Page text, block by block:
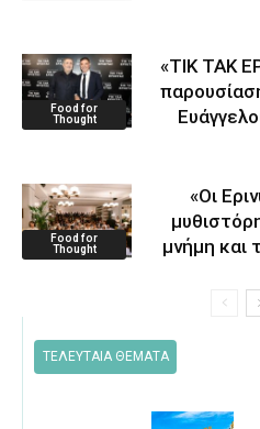
Food for
Thought
«ΤΙΚ ΤΑΚ
Food for
Thought
«Οι
μνήμη και
ΤΕΛΕΥΤΑΙΑ ΘΕΜΑΤΑ